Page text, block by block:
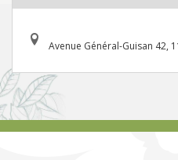
Avenue Général-Guisan 42,